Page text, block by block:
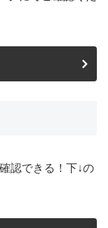
認できる！下↓の